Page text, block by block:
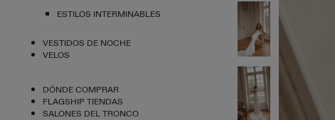
ESTILOS INTERMINABLES
VESTIDOS DE NOCHE
VELOS
DÓNDE COMPRAR
FLAGSHIP TIENDAS
SALONES DEL TRONCO